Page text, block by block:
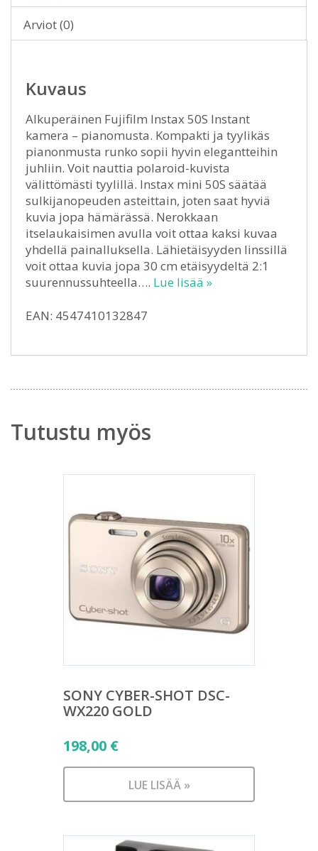
Arviot (0)
Kuvaus
Alkuperäinen Fujifilm Instax 50S Instant
kamera – pianomusta. Kompakti ja tyylikäs
pianonmusta runko sopii hyvin elegantteihin
juhliin. Voit nauttia polaroid-kuvista
välittömästi tyylillä. Instax mini 50S säätää
sulkijanopeuden asteittain, joten saat hyviä
kuvia jopa hämärässä. Nerokkaan
itselaukaisimen avulla voit ottaa kaksi kuvaa
yhdellä painalluksella. Lähietäisyyden linssillä
voit ottaa kuvia jopa 30 cm etäisyydeltä 2:1
suurennussuhteella…. Lue lisää »
EAN: 4547410132847
Tutustu myös
SONY CYBER-SHOT DSC-
WX220 GOLD
198,00 €
LUE LISÄÄ »